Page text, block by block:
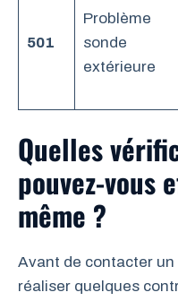
501
Problème
sonde
extérieure
Quelles
pouvez-vous
même ?
Avant de contacter
réaliser quelques